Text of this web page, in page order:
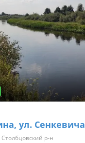
ул.
р-н